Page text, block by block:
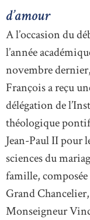
d’amour
A l’occasion du
l’année
novembre
François a reçu
délégation de
théologique
Jean-Paul II pour
sciences du
famille,
Grand Chancelier,
Monseigneur